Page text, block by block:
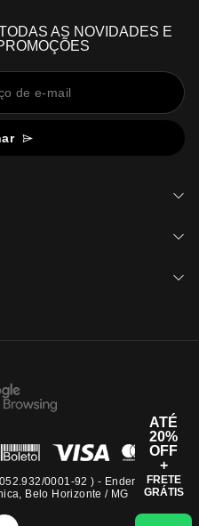
AS NOVIDADES E
0001-92 ) - Endereço: Rua
Belo Horizonte / MG
ATÉ
20%
OFF
+
FRETE
GRÁTIS